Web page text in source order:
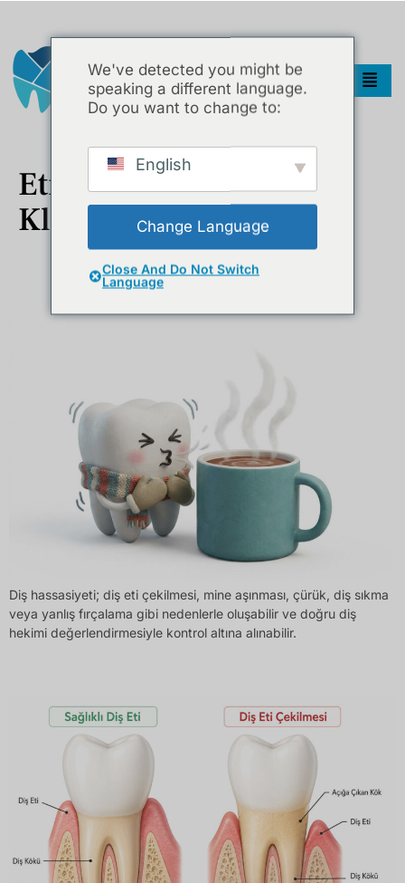
Etiket:İstanbul Diş
Kliniği
Diş Hassasiyeti Neden Olur? Soğuk Ve Sıcak Hassasiyeti Nasıl
Diş hassasiyeti; diş eti çekilmesi, mine aşınması, çürük, diş sıkma
veya yanlış fırçalama gibi nedenlerle oluşabilir ve doğru diş
hekimi değerlendirmesiyle kontrol altına alınabilir.
We've detected you might be
speaking a different language.
Do you want to change to:
English
Change Language
Close And Do Not Switch
Language